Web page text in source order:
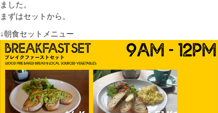
ました。
まずはセットから。
↓朝食セットメニュー